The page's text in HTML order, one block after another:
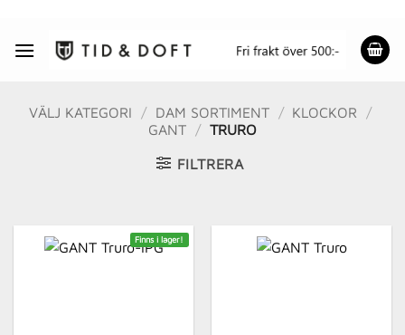
content
VÄLJ KATEGORI / DAM SORTIMENT / KLOCKOR
/
GANT
/ TRURO
FILTRERA
Finns i lager!